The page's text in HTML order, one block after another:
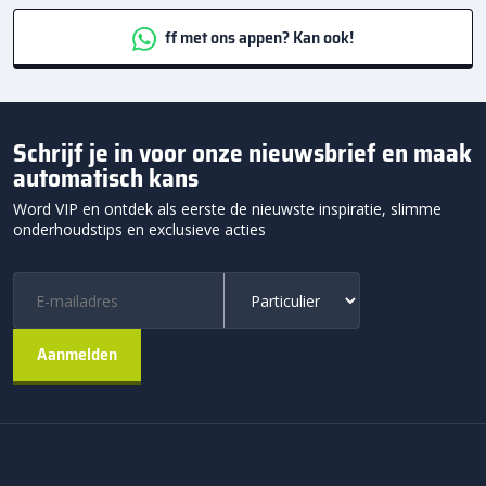
ff met ons appen? Kan ook!
Schrijf je in voor onze nieuwsbrief en maak
automatisch kans
Word VIP en ontdek als eerste de nieuwste inspiratie, slimme
onderhoudstips en exclusieve acties